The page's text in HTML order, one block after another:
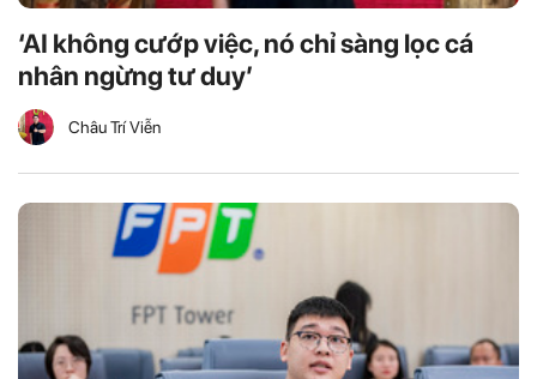
‘AI không cướp việc, nó chỉ sàng lọc cá
nhân ngừng tư duy’
Châu Trí Viễn